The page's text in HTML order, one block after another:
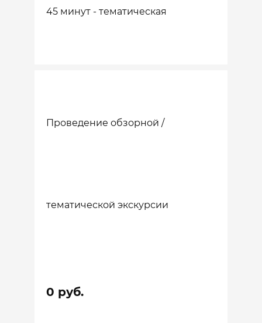
45 минут - тематическая
Проведение обзорной /
тематической экскурсии
0 руб.